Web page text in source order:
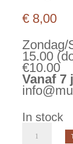
€8,00
Zondag/
15.00
€10.00
Vanaf 7
In stock